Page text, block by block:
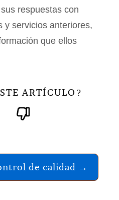
respuestas con
y servicios anteriores,
que ellos
ARTÍCULO ?
de calidad →